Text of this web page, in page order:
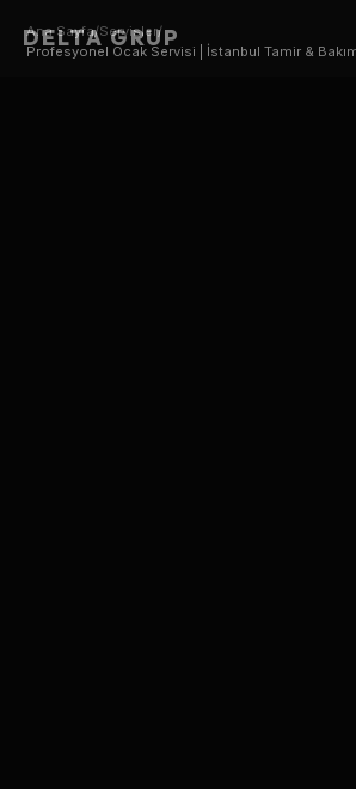
DELTA GRUP
Ana Sayfa/Servisler/
Profesyonel Ocak Servisi | İstanbul Tamir &